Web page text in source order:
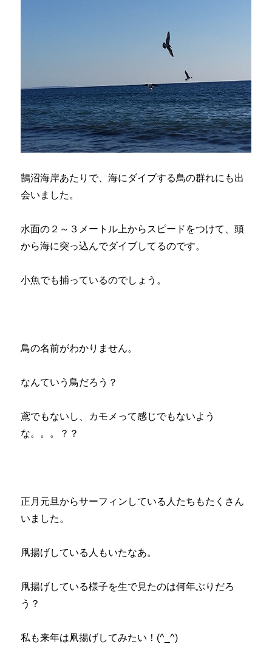
鵠沼海岸あたりで、海にダイブする鳥の群れにも出
会いました。
水面の２～３メートル上からスピードをつけて、頭
から海に突っ込んでダイブしてるのです。
小魚でも捕っているのでしょう。
鳥の名前がわかりません。
なんていう鳥だろう？
鳶でもないし、カモメって感じでもないよう
な。。。？？
正月元旦からサーフィンしている人たちもたくさん
いました。
凧揚げしている人もいたなあ。
凧揚げしている様子を生で見たのは何年ぶりだろ
う？
私も来年は凧揚げしてみたい！(^_^)